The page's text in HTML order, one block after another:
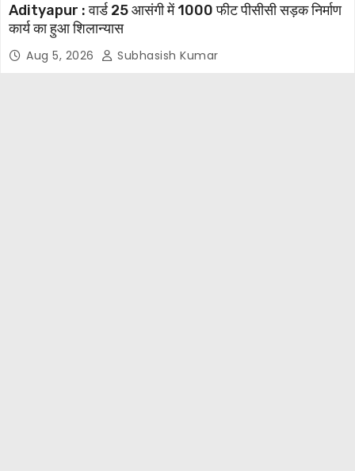
Adityapur : वार्ड 25 आसंगी में 1000 फीट पीसीसी सड़क निर्माण
कार्य का हुआ शिलान्यास
Aug 5, 2026 Subhasish Kumar